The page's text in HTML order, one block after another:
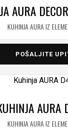
AURA
KUHINJA AURA IZ
POŠALJITE
AURA
KUHINJA AURA IZ